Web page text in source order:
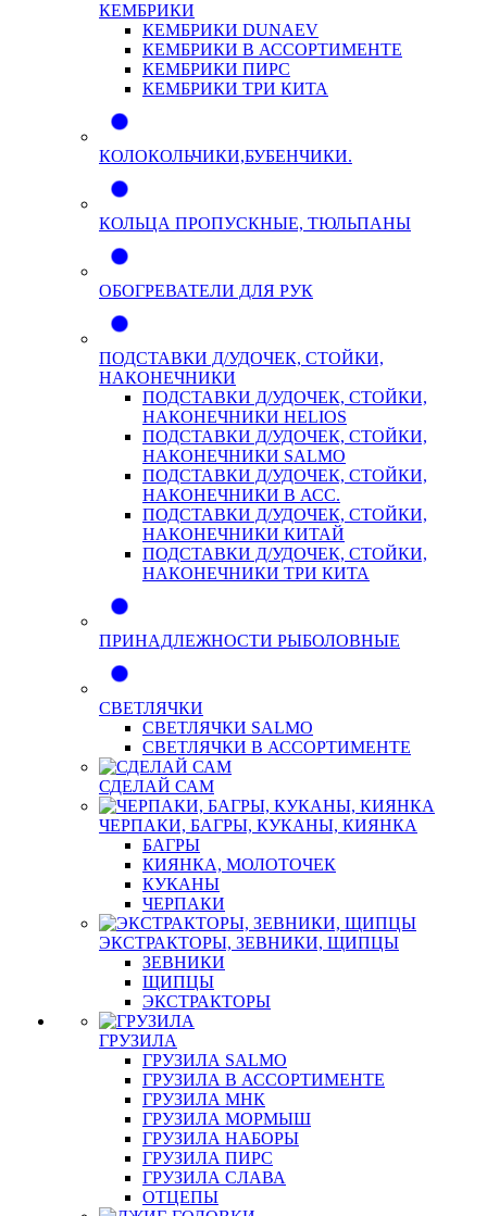
КЕМБРИКИ
КЕМБРИКИ DUNAEV
КЕМБРИКИ В АССОРТИМЕНТЕ
КЕМБРИКИ ПИРС
КЕМБРИКИ ТРИ КИТА
КОЛОКОЛЬЧИКИ,БУБЕНЧИКИ.
КОЛЬЦА ПРОПУСКНЫЕ, ТЮЛЬПАНЫ
ОБОГРЕВАТЕЛИ ДЛЯ РУК
ПОДСТАВКИ Д/УДОЧЕК, СТОЙКИ,
НАКОНЕЧНИКИ
ПОДСТАВКИ Д/УДОЧЕК, СТОЙКИ,
НАКОНЕЧНИКИ HELIOS
ПОДСТАВКИ Д/УДОЧЕК, СТОЙКИ,
НАКОНЕЧНИКИ SALMO
ПОДСТАВКИ Д/УДОЧЕК, СТОЙКИ,
НАКОНЕЧНИКИ В АСС.
ПОДСТАВКИ Д/УДОЧЕК, СТОЙКИ,
НАКОНЕЧНИКИ КИТАЙ
ПОДСТАВКИ Д/УДОЧЕК, СТОЙКИ,
НАКОНЕЧНИКИ ТРИ КИТА
ПРИНАДЛЕЖНОСТИ РЫБОЛОВНЫЕ
СВЕТЛЯЧКИ
СВЕТЛЯЧКИ SALMO
СВЕТЛЯЧКИ В АССОРТИМЕНТЕ
СДЕЛАЙ САМ
ЧЕРПАКИ, БАГРЫ, КУКАНЫ, КИЯНКА
БАГРЫ
КИЯНКА, МОЛОТОЧЕК
КУКАНЫ
ЧЕРПАКИ
ЭКСТРАКТОРЫ, ЗЕВНИКИ, ЩИПЦЫ
ЗЕВНИКИ
ЩИПЦЫ
ЭКСТРАКТОРЫ
ГРУЗИЛА
ГРУЗИЛА SALMO
ГРУЗИЛА В АССОРТИМЕНТЕ
ГРУЗИЛА МНК
ГРУЗИЛА МОРМЫШ
ГРУЗИЛА НАБОРЫ
ГРУЗИЛА ПИРС
ГРУЗИЛА СЛАВА
ОТЦЕПЫ